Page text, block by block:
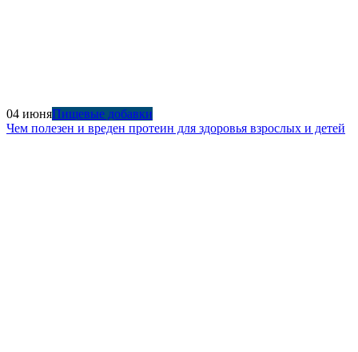
04 июняПищевые добавки
Чем полезен и вреден протеин для здоровья взрослых и детей